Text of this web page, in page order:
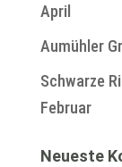
April
Aumühler
Schwarze
Februar
Neueste